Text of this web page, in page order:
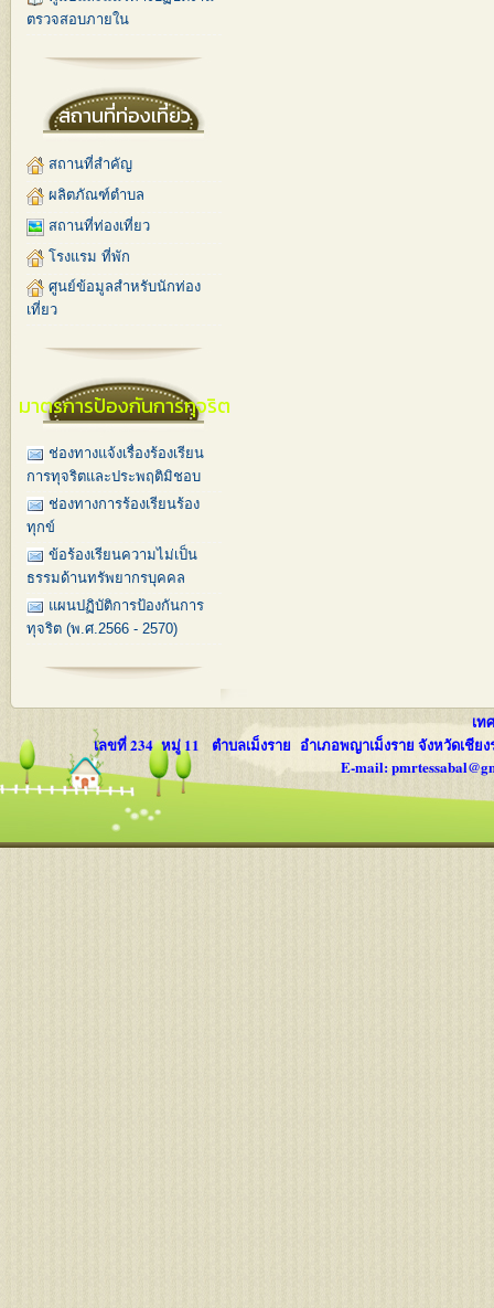
ตรวจสอบภายใน
สถานที่ท่องเที่ยว
สถานที่สำคัญ
ผลิตภัณฑ์ตำบล
สถานที่ท่องเที่ยว
โรงแรม ที่พัก
ศูนย์ข้อมูลสำหรับนักท่อง
เที่ยว
มาตรการป้องกันการทุจริต
ช่องทางแจ้งเรื่องร้องเรียน
การทุจริตและประพฤติมิชอบ
ช่องทางการร้องเรียนร้อง
ทุกข์
ข้อร้องเรียนความไม่เป็น
ธรรมด้านทรัพยากรบุคคล
แผนปฏิบัติการป้องกันการ
ทุจริต (พ.ศ.2566 - 2570)
เทศ
เลขที่ 234 หมู่ 11 ตำบลเม็งราย อำเภอพญาเม็งราย จังหวัดเชียง
E-mail: